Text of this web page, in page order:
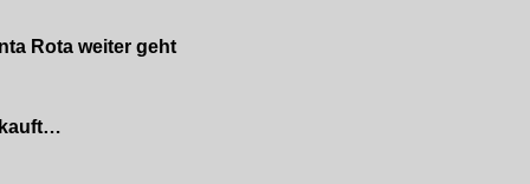
Rota weiter geht